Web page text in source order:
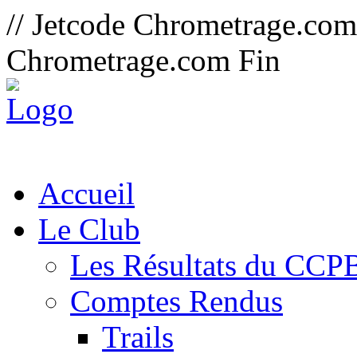
// Jetcode
Chrometrage.com Fin
Accueil
Le Club
Les Résultats du
Comptes Rendus
Trails